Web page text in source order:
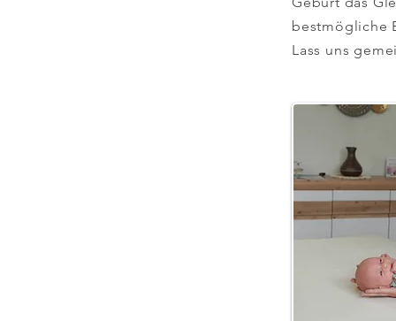
bestmögliche
Lass uns